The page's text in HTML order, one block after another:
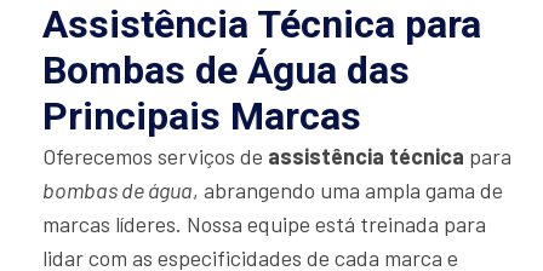
Assistência Técnica para
Bombas de Água das
Principais Marcas
Oferecemos serviços de assistência técnica para
bombas de água, abrangendo uma ampla gama de
marcas líderes. Nossa equipe está treinada para
lidar com as especificidades de cada marca e